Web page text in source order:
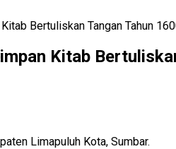
Bertuliskan Tangan Tahun
Kitab
Limapuluh Kota, Sumbar.